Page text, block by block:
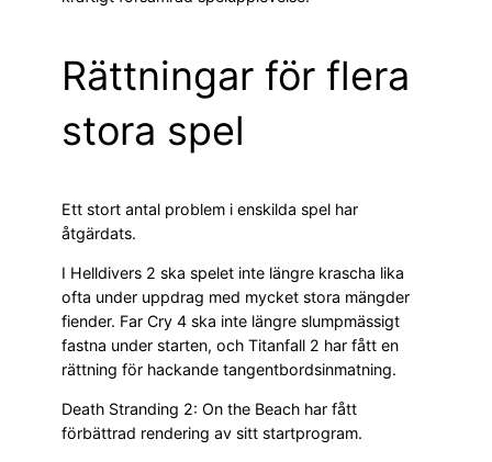
Rättningar för flera
stora spel
Ett stort antal problem i enskilda spel har
åtgärdats.
I Helldivers 2 ska spelet inte längre krascha lika
ofta under uppdrag med mycket stora mängder
fiender. Far Cry 4 ska inte längre slumpmässigt
fastna under starten, och Titanfall 2 har fått en
rättning för hackande tangentbordsinmatning.
Death Stranding 2: On the Beach har fått
förbättrad rendering av sitt startprogram.